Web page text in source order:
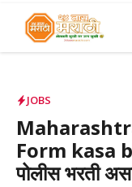
content
JOBS
Form kasa
पोलीस भरती